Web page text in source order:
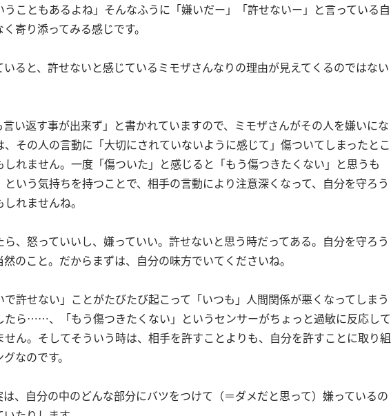
こともあるよね」そんなふうに「嫌いだー」「許せないー」と言っている自
寄り添ってみる感じです。
ると、許せないと感じているミモザさんなりの理由が見えてくるのではない
い返す事が出来ず」と書かれていますので、ミモザさんがその人を嫌いにな
その人の言動に「大切にされていないように感じて」傷ついてしまったとこ
れません。一度「傷ついた」と感じると「もう傷つきたくない」と思うも
いう気持ちを持つことで、相手の言動により注意深くなって、自分を守ろう
れませんね。
、怒っていいし、嫌っていい。許せないと思う時だってある。自分を守ろう
のこと。だからまずは、自分の味方でいてくださいね。
許せない」ことがたびたび起こって「いつも」人間関係が悪くなってしまう
たら……、「もう傷つきたくない」というセンサーがちょっと過敏に反応して
ん。そしてそういう時は、相手を許すことよりも、自分を許すことに取り組
なのです。
、自分の中のどんな部分にバツをつけて（＝ダメだと思って）嫌っているの